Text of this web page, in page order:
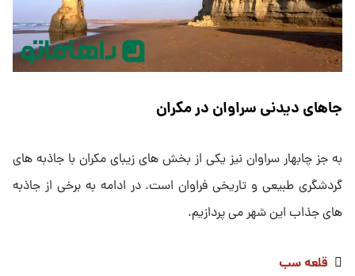
جاهای دیدنی سراوان در مکران
به جز چابهار سراوان نیز یکی از بخش های زیبای مکران با جاذبه های
گردشگری طبیعی و تاریخی فراوان است. در ادامه به برخی از جاذبه
های جذاب این شهر می پردازیم.
 قلعه سب